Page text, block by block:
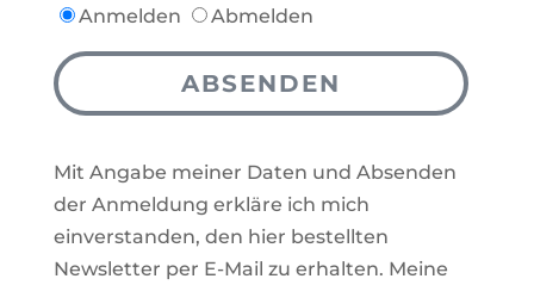
Anmelden Abmelden
ABSENDEN
Mit Angabe meiner Daten und Absenden
der Anmeldung erkläre ich mich
einverstanden, den hier bestellten
Newsletter per E-Mail zu erhalten. Meine